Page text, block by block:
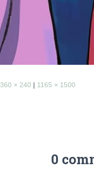
360 × 240 | 1165 × 1500
0